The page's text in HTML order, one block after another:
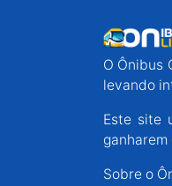
O Ônibus
levando
Este site
Sobre o